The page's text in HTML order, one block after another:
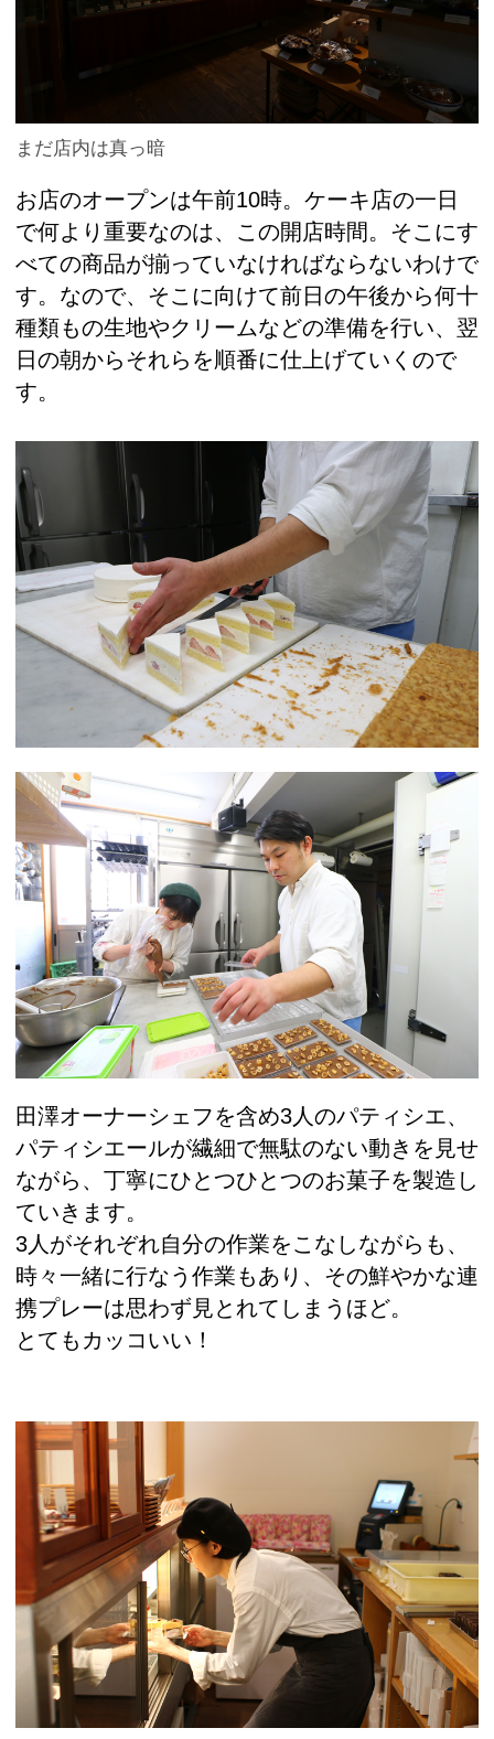
まだ店内は真っ暗
お店のオープンは午前10時。ケーキ店の一日
で何より重要なのは、この開店時間。そこにす
べての商品が揃っていなければならないわけで
す。なので、そこに向けて前日の午後から何十
種類もの生地やクリームなどの準備を行い、翌
日の朝からそれらを順番に仕上げていくので
す。
田澤オーナーシェフを含め3人のパティシエ、
パティシエールが繊細で無駄のない動きを見せ
ながら、丁寧にひとつひとつのお菓子を製造し
ていきます。
3人がそれぞれ自分の作業をこなしながらも、
時々一緒に行なう作業もあり、その鮮やかな連
携プレーは思わず見とれてしまうほど。
とてもカッコいい！